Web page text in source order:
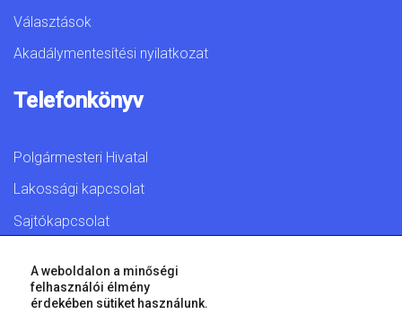
Választások
Akadálymentesítési nyilatkozat
Telefonkönyv
Polgármesteri Hivatal
Lakossági kapcsolat
Sajtókapcsolat
A weboldalon a minőségi
felhasználói élmény
érdekében sütiket használunk.